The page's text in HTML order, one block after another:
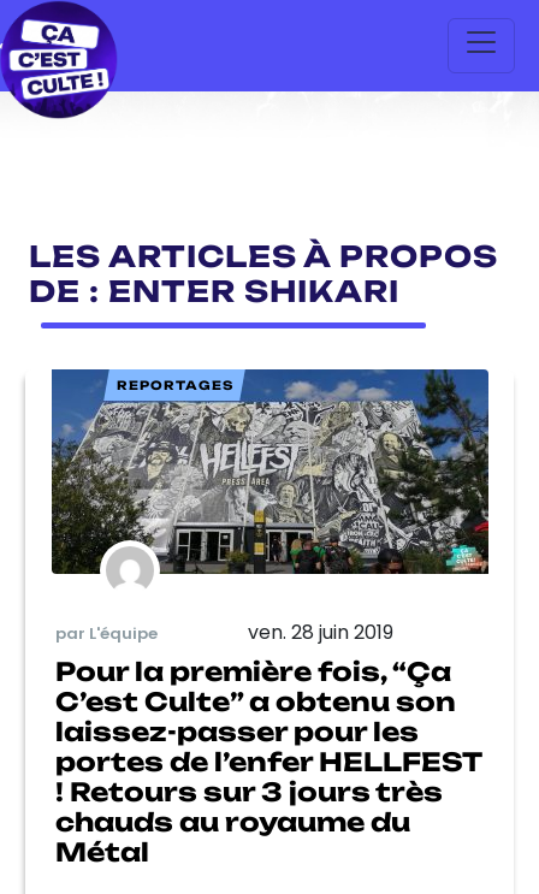
LES ARTICLES À PROPOS
DE : ENTER SHIKARI
REPORTAGES
par L'équipe ven. 28 juin 2019
Pour la première fois, “Ça
C’est Culte” a obtenu son
laissez-passer pour les
portes de l’enfer HELLFEST
! Retours sur 3 jours très
chauds au royaume du
Métal